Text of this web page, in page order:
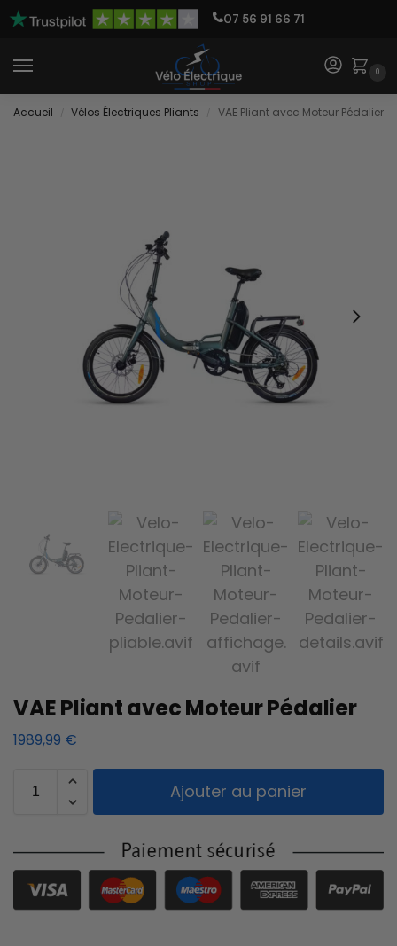
07 56 91 66 71
0
Accueil Vélos Électriques Pliants VAE Pliant avec Moteur Pédalier
VAE Pliant avec Moteur Pédalier
1989,99 €
Ajouter au panier